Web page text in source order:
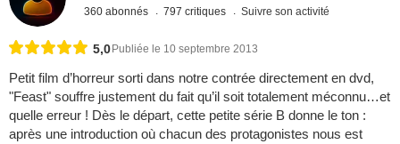
360 abonnés 797 critiques Suivre son activité
5,0 Publiée le 10 septembre 2013
Petit film d’horreur sorti dans notre contrée directement en dvd,
"Feast" souffre justement du fait qu’il soit totalement méconnu…et
quelle erreur ! Dès le départ, cette petite série B donne le ton :
après une introduction où chacun des protagonistes nous est